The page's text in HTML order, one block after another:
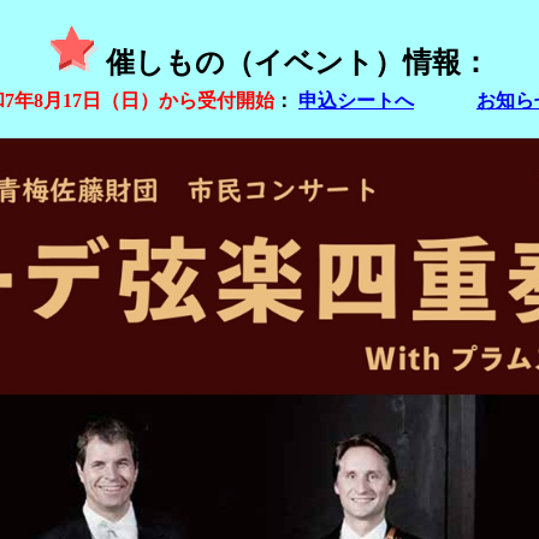
催しもの（イベント）情報：
7年8月17日（日）から受付開始： 申込シートへ お知ら